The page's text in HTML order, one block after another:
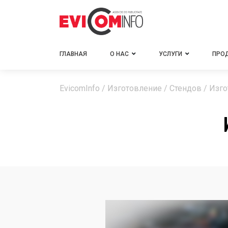
ГЛАВНАЯ О НАС УСЛУГИ
EvicomInfo / Изготовление / Стендов /